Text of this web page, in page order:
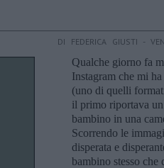
DI FEDERICA GIUSTI -
Qualche giorno fa
Instagram che mi
(uno di quelli
il primo riportava
bambino in una
Scorrendo le
disperata e
bambino stesso